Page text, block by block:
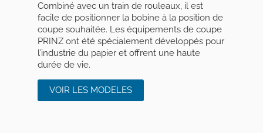
Combiné avec un train de rouleaux, il est
facile de positionner la bobine à la position de
coupe souhaitée. Les équipements de coupe
PRINZ ont été spécialement développés pour
l’industrie du papier et offrent une haute
durée de vie.
VOIR LES MODELES